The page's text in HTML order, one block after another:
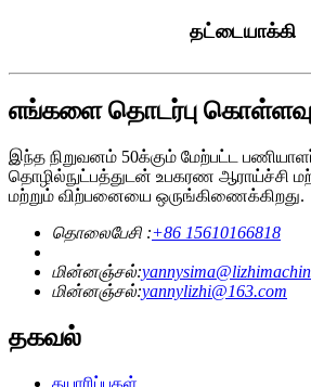
தட்டையாக்கி
எங்களை தொடர்பு
இந்த நிறுவனம் 50க்கும் மேற்பட்ட
தொழில்நுட்பத்துடன் உபகரண ஆராய்ச்சி
மற்றும் விற்பனையை ஒருங்கிணைக்கிறது.
தொலைபேசி :+86 15610166818
மின்னஞ்சல்:
மின்னஞ்சல்:yannylizhi@163.com
தகவல்
தயாரிப்புகள்